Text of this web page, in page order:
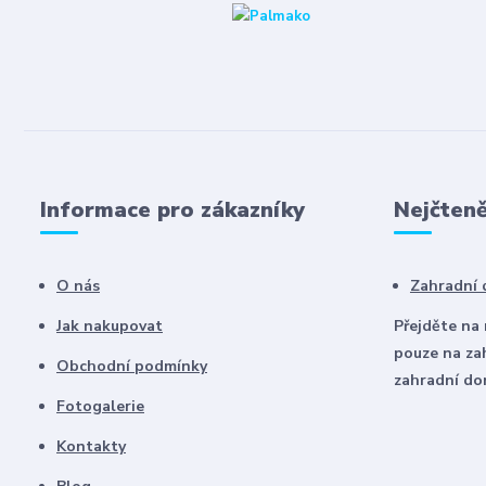
Informace pro zákazníky
O nás
Jak nakupovat
Obchodní podmínky
Fotogalerie
Kontakty
Zahradní
Přejděte na
pouze na
zahradní